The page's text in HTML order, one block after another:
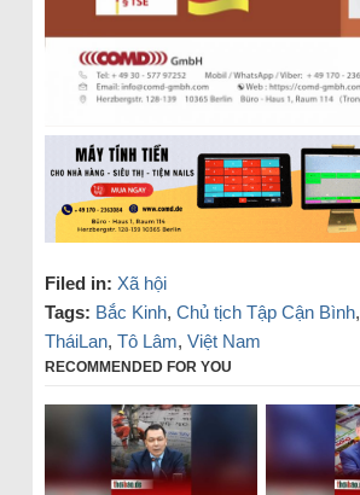
Filed in: Xã hội
Tags: Bắc Kinh, Chủ tịch Tập Cận Bình,
TháiLan, Tô Lâm, Việt Nam
RECOMMENDED FOR YOU